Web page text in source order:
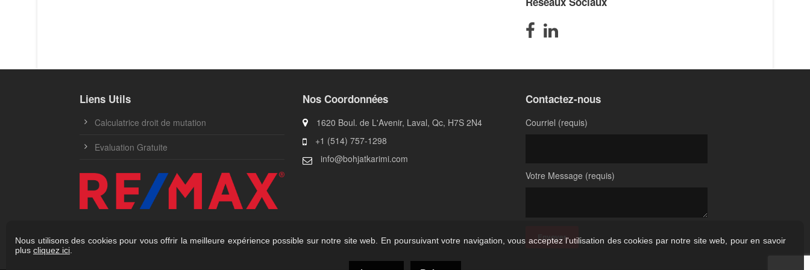
Liens Utils
Calculatrice droit de mutation
Evaluation Gratuite
Nos Coordonnées
1620 Boul. de L'Avenir, Laval, Qc, H7S 2N4
+1 (514) 757-1298
info@bohjatkarimi.com
Contactez-nous
Courriel (requis)
Votre Message (requis)
Nous utilisons des cookies pour vous offrir la meilleure expérience possible sur notre site web. En poursuivant votre navigation, vous acceptez l'utilisation des cookies par notre site web, pour en savoir
plus cliquez ici